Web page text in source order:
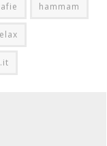
hammam